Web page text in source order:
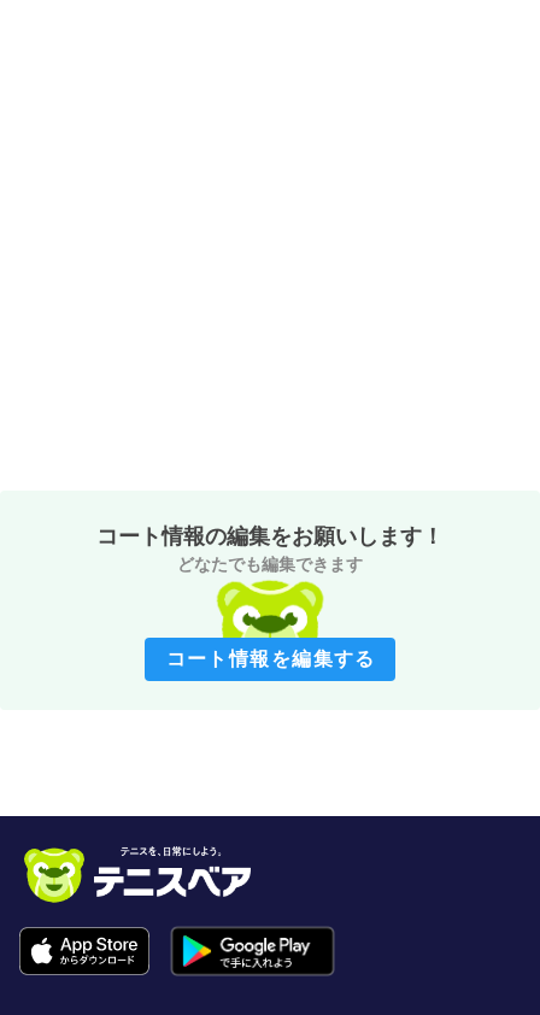
コート情報の編集をお願いします！
どなたでも編集できます
コート情報を編集する